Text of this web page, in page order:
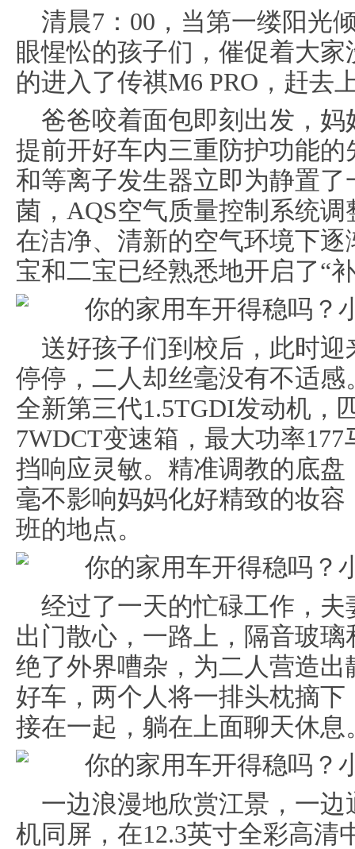
清晨7：00，当第一缕阳光
眼惺忪的孩子们，催促着大
的进入了传祺M6 PRO，赶去
爸爸咬着面包即刻出发，
提前开好车内三重防护功能
和等离子发生器立即为静置了
菌，AQS空气质量控制系统
在洁净、清新的空气环境下
宝和二宝已经熟悉地开启了“
送好孩子们到校后，此时
停停，二人却丝毫没有不适感
全新第三代1.5TGDI发动机，
7WDCT变速箱，最大功率
挡响应灵敏。精准调教的底
毫不影响妈妈化好精致的妆
班的地点。
经过了一天的忙碌工作，
出门散心，一路上，隔音玻
绝了外界嘈杂，为二人营造
好车，两个人将一排头枕摘
接在一起，躺在上面聊天休息
一边浪漫地欣赏江景，一
机同屏，在12.3英寸全彩高清